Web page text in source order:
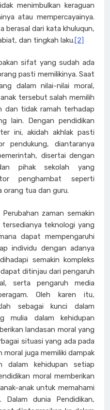
menimbulkan keraguan
atau mempercayainya.
berasal dari kata khuluqun,
dan tingkah laku.[2]
sifat yang sudah ada
pasti memilikinya. Saat
dalam nilai-nilai moral,
tersebut salah memilih
dan tidak ramah terhadap
lain. Dengan pendidikan
ini, akidah akhlak pasti
pendukung, diantaranya
disertai dengan
pihak sekolah yang
penghambat seperti
orang tua dan guru.
zaman semakin
teknologi yang
dapat mempengaruhi
individu dengan adanya
semakin kompleks
ditinjau dari pengaruh
serta pengaruh media
Oleh karen itu,
sebagai kunci dalam
mulia dalam kehidupan
landasan moral yang
situasi yang ada pada
moral juga memiliki dampak
dalam kehidupan setiap
moral memberikan
anak untuk memahami
dunia Pendidikan,